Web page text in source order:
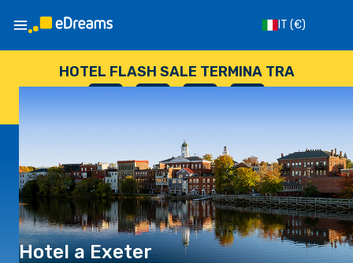
IT (€)
HOTEL FLASH SALE TERMINA TRA
-- : -- : -- : --
Hotel a Exeter